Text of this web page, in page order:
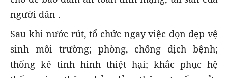
người dân .
Sau khi nước rút, tổ chức ngay việc dọn dẹp vệ
sinh môi trường; phòng, chống dịch bệnh;
thống kê tình hình thiệt hại; khắc phục hệ